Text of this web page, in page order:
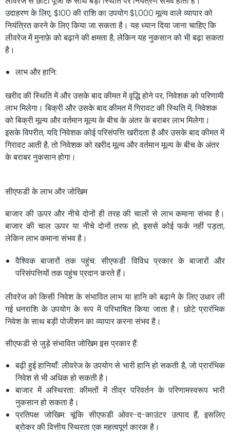
उदाहरण के लिए, $100 की राशि का उपयोग $1,000 मूल्य वाले व्यापार को
नियंत्रित करने के लिए किया जा सकता है। यह ध्यान दिया जाना चाहिए कि
लीवरेज में मुनाफ़े को बढ़ाने की क्षमता है, लेकिन यह नुकसान को भी बढ़ा सकता
है।
लाभ और हानि:
खरीद की स्थिति में और उसके बाद कीमत में वृद्धि होने पर, निवेशक को परिणामी
लाभ मिलेगा। बिक्री और उसके बाद कीमत में गिरावट की स्थिति में, निवेशक
को बिक्री मूल्य और वर्तमान मूल्य के बीच के अंतर के बराबर लाभ मिलेगा।
इसके विपरीत, यदि निवेशक कोई परिसंपत्ति खरीदता है और उसके बाद कीमत में
गिरावट आती है, तो निवेशक को खरीद मूल्य और वर्तमान मूल्य के बीच के अंतर
के बराबर नुकसान होगा।
सीएफडी के लाभ और जोखिम
बाजार की ऊपर और नीचे दोनों ही तरह की चालों से लाभ कमाना संभव है।
बाजार की चाल ऊपर या नीचे दोनों तरफ हो, इससे कोई फर्क नहीं पड़ता,
लेकिन लाभ कमाना संभव है।
वैश्विक बाजारों तक पहुंच: सीएफडी विविध प्रकार के बाजारों और
परिसंपत्तियों तक पहुंच प्रदान करते हैं।
लीवरेज को किसी निवेश के संभावित लाभ या हानि को बढ़ाने के लिए उधार ली
गई धनराशि के उपयोग के रूप में परिभाषित किया जाता है। छोटे प्रारंभिक
निवेश के साथ बड़ी पोजीशन का व्यापार करना संभव है।
सीएफडी से जुड़े संभावित जोखिम इस प्रकार हैं:
बढ़ी हुई हानियाँ: लीवरेज के उपयोग से भारी हानि हो सकती है, जो प्रारंभिक
निवेश से भी अधिक हो सकती है।
बाजार में अस्थिरता: कीमतों में तीव्र परिवर्तन के परिणामस्वरूप भारी
नुकसान हो सकता है।
प्रतिपक्ष जोखिम: चूंकि सीएफडी ओवर-द-काउंटर उत्पाद हैं, इसलिए
ब्रोकर की वित्तीय स्थिरता एक महत्वपूर्ण कारक है।